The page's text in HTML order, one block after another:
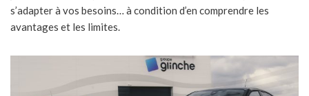
s’adapter à vos besoins… à condition d’en comprendre les
avantages et les limites.